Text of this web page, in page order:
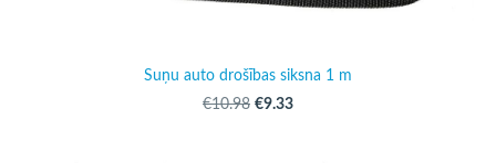
Suņu auto drošības siksna 1 m
€10.98 €9.33